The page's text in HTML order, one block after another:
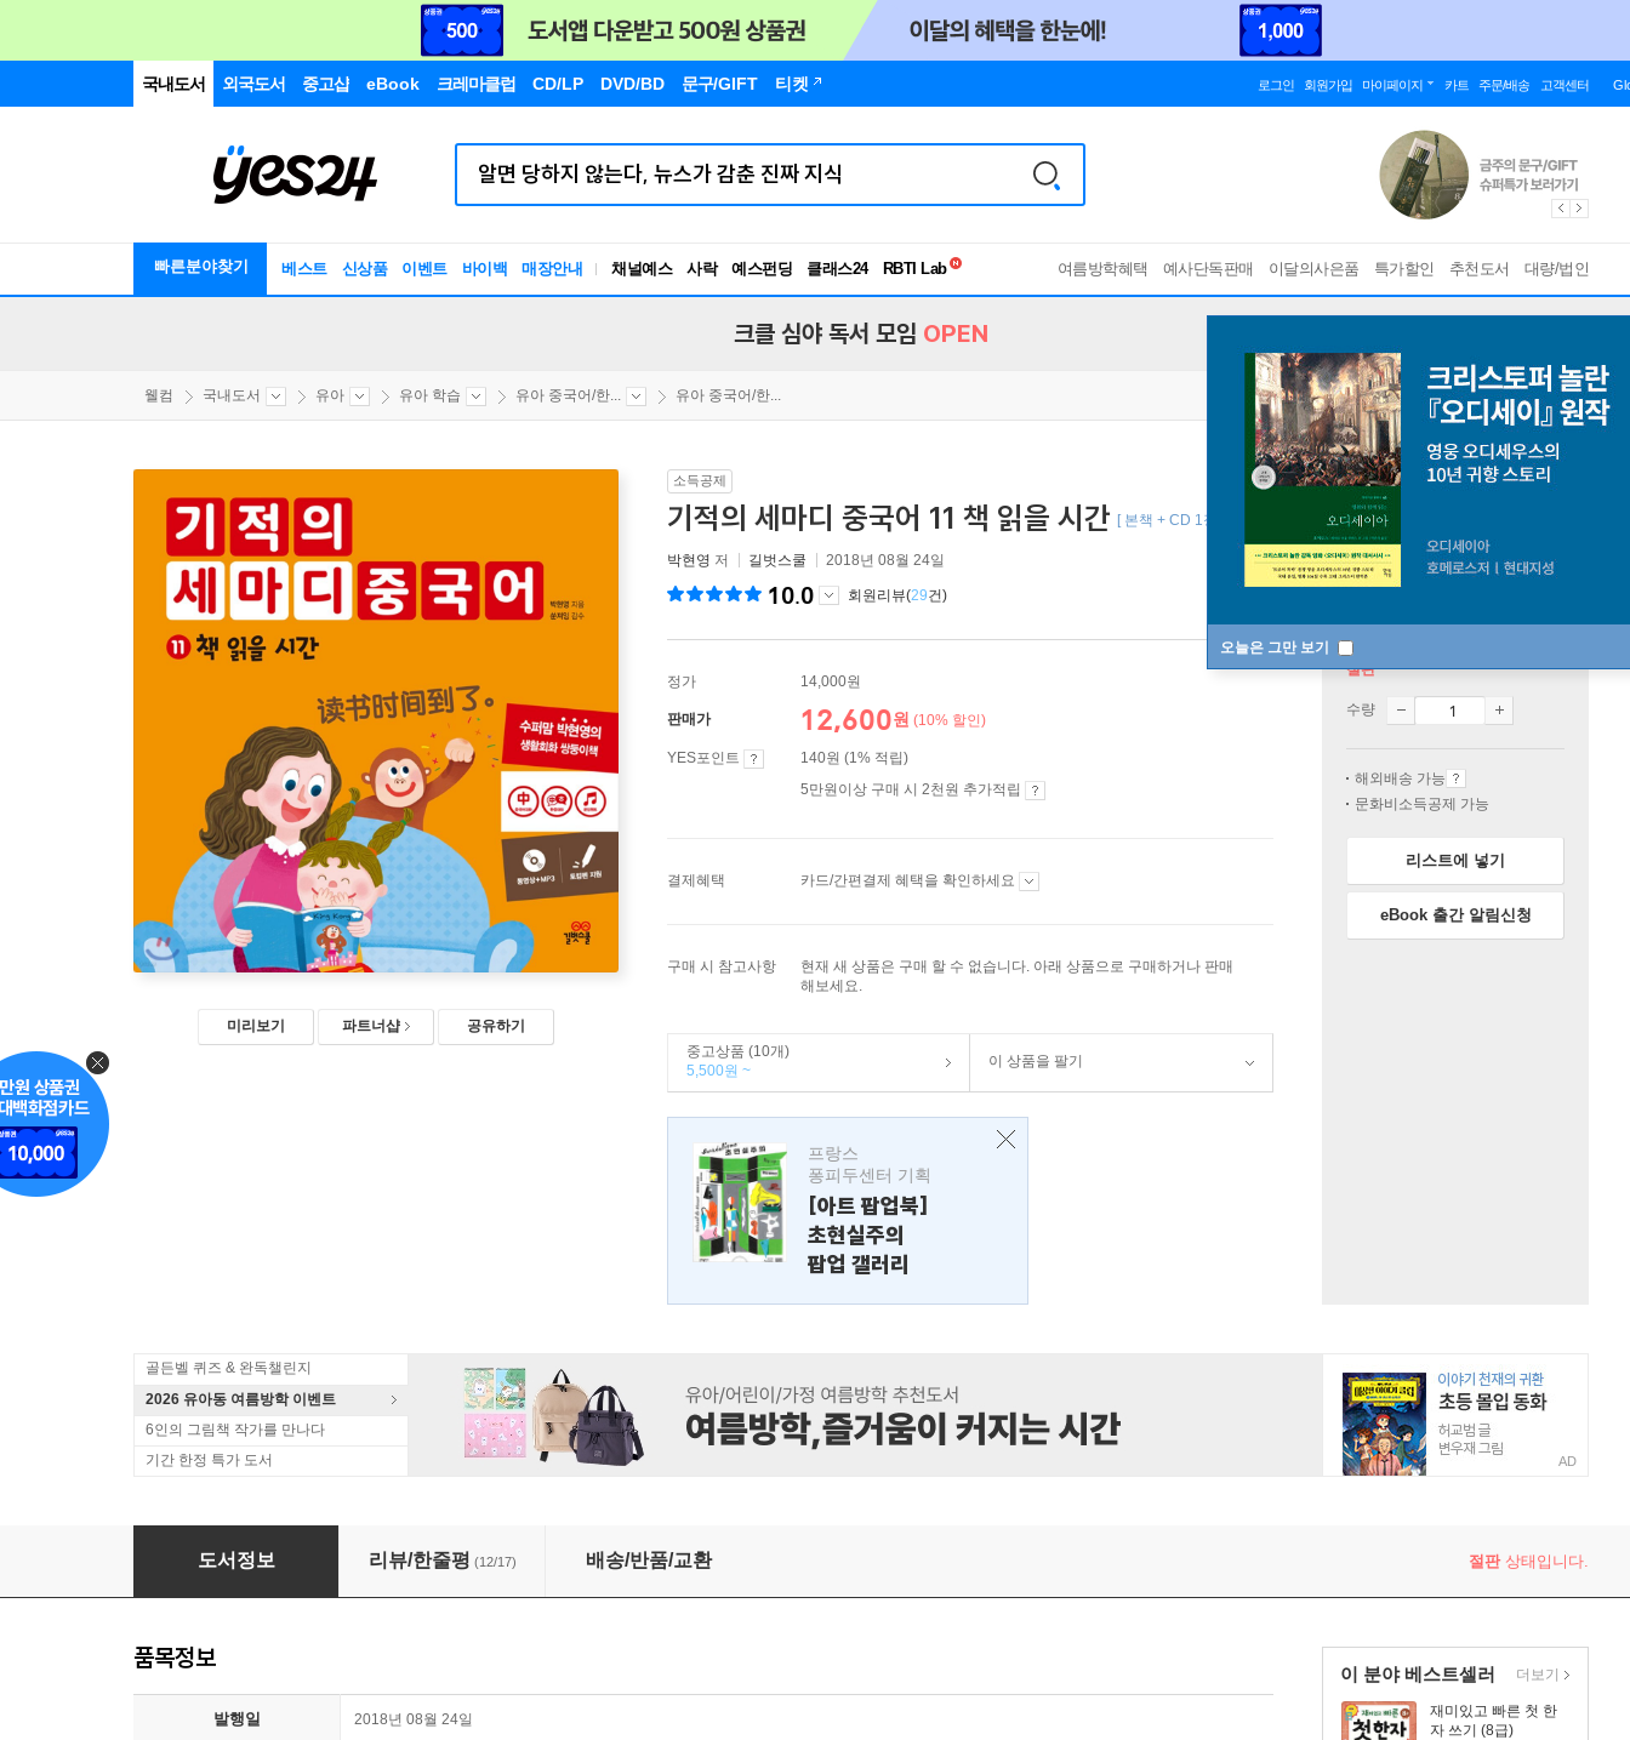
국내도서 외국도서 중고샵 eBook 크레마클럽 CD/LP DVD/BD 문구/GIFT 티켓 로그인 회원가입 마이페이지 카트 주문/배송 고객센터
빠른분야찾기 베스트 신상품 이벤트 바이백 매장안내 채널예스 사락 예스펀딩 클래스24
RBTI Lab
독서유형검사
여름방학혜택 예사단독판매 이달의사은품 특가할인 추천도서 대량/법인
오늘은 그만 보기
크클 심야 독서 모임 OPEN
웰컴 국내도서 유아 유아 학습 유아 중국어/한... 유아 중국어/한...
미리보기 파트너샵 공유하기
소득공제
기적의 세마디 중국어 11 책 읽을 시간 [ 본책 + CD 1장 (MP3 + 동영상), 토킹펜 지원, 양장 ]
박현영 저 길벗스쿨 2018년 08월 24일
10.0 회원리뷰(29건)
정가 14,000원
판매가 12,600원 (10% 할인)
YES포인트
140원 (1% 적립)
5만원이상 구매 시 2천원 추가적립
결제혜택 카드/간편결제 혜택을 확인하세요
구매 시 참고사항
현재 새 상품은 구매 할 수 없습니다. 아래 상품으로 구매하거나 판매
해보세요.
중고상품 (10개)
5,500원 ~
이 상품을 팔기
프랑스
퐁피두센터 기획
[아트 팝업북]
초현실주의
팝업 갤러리
절판
수량
해외배송 가능
문화비소득공제 가능
리스트에 넣기
eBook 출간 알림신청
골든벨 퀴즈 & 완독챌린지
2026 유아동 여름방학 이벤트
6인의 그림책 작가를 만나다
기간 한정 특가 도서
AD
기적의 세마디 중국어 11 책 읽을 시간
도서정보 리뷰/한줄평 (12/17) 배송/반품/교환 절판상태입니다.
이 분야 베스트셀러
재미있고 빠른 첫 한
자 쓰기 (8급)
더보기
품목정보
발행일 2018년 08월 24일